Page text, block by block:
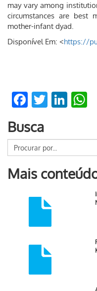
may vary among
circumstances are
mother-infant dyad.
Disponível Em: <https://
Facebook
Twitter
Busca
Mais